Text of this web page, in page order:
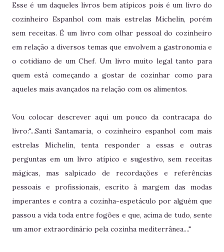
Esse é um daqueles livros bem atípicos pois é um livro do
cozinheiro Espanhol com mais estrelas Michelin, porém
sem receitas. É um livro com olhar pessoal do cozinheiro
em relação a diversos temas que envolvem a gastronomia e
o cotidiano de um Chef. Um livro muito legal tanto para
quem está começando a gostar de cozinhar como para
aqueles mais avançados na relação com os alimentos.
Vou colocar descrever aqui um pouco da contracapa do
livro:"...Santi Santamaria, o cozinheiro espanhol com mais
estrelas Michelin, tenta responder a essas e outras
perguntas em um livro atípico e sugestivo, sem receitas
mágicas, mas salpicado de recordações e referências
pessoais e profissionais, escrito à margem das modas
imperantes e contra a cozinha-espetáculo por alguém que
passou a vida toda entre fogões e que, acima de tudo, sente
um amor extraordinário pela cozinha mediterrânea...."